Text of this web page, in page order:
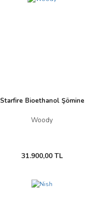
Starfire Bioethanol Şömine
Woody
31.900,00 TL